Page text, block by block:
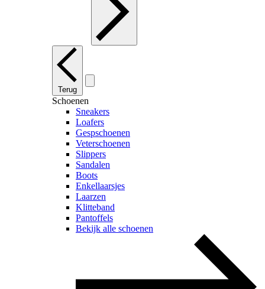
Terug
Schoenen
Sneakers
Loafers
Gespschoenen
Veterschoenen
Slippers
Sandalen
Boots
Enkellaarsjes
Laarzen
Klitteband
Pantoffels
Bekijk alle schoenen